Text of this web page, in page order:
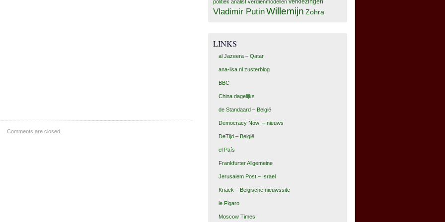
Comments are closed.
politiek analist verdienmodellen verkiezingen
Vladimir PutinWillemijn Zohra
LINKS
al Jazeera – Qatar
ana-lisa.nl zusterblog
BBC
China dagelijks
de Standaard – België
Democracy Now! – nieuws
DeTijd – België
el País
Frankfurter Allgemeine
Jerusalem Post – Israel
Knack – Belgische nieuwssite
le Figaro
Moscow Times